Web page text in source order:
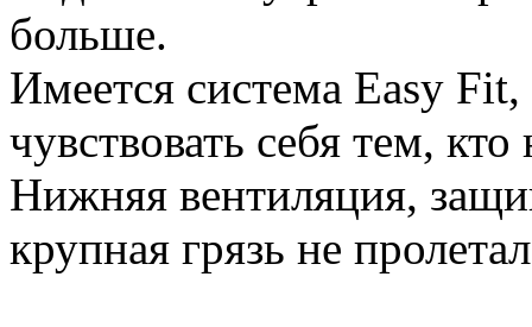
больше.
Имеется система Easy
чувствовать себя тем,
Нижняя вентиляция,
крупная грязь не